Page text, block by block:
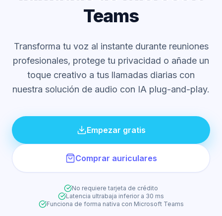
Teams
Transforma tu voz al instante durante reuniones
profesionales, protege tu privacidad o añade un
toque creativo a tus llamadas diarias con
nuestra solución de audio con IA plug-and-play.
Empezar gratis
Comprar auriculares
No requiere tarjeta de crédito
Latencia ultrabaja inferior a 30 ms
Funciona de forma nativa con Microsoft Teams